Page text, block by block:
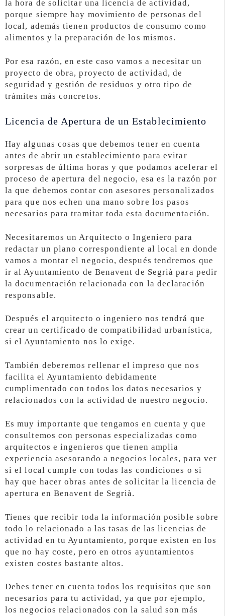
la hora de solicitar una licencia de actividad,
porque siempre hay movimiento de personas del
local, además tienen productos de consumo como
alimentos y la preparación de los mismos.
Por esa razón, en este caso vamos a necesitar un
proyecto de obra, proyecto de actividad, de
seguridad y gestión de residuos y otro tipo de
trámites más concretos.
Licencia de Apertura de un Establecimiento
Hay algunas cosas que debemos tener en cuenta
antes de abrir un establecimiento para evitar
sorpresas de última horas y que podamos acelerar el
proceso de apertura del negocio, esa es la razón por
la que debemos contar con asesores personalizados
para que nos echen una mano sobre los pasos
necesarios para tramitar toda esta documentación.
Necesitaremos un Arquitecto o Ingeniero para
redactar un plano correspondiente al local en donde
vamos a montar el negocio, después tendremos que
ir al Ayuntamiento de Benavent de Segrià para pedir
la documentación relacionada con la declaración
responsable.
Después el arquitecto o ingeniero nos tendrá que
crear un certificado de compatibilidad urbanística,
si el Ayuntamiento nos lo exige.
También deberemos rellenar el impreso que nos
facilita el Ayuntamiento debidamente
cumplimentado con todos los datos necesarios y
relacionados con la actividad de nuestro negocio.
Es muy importante que tengamos en cuenta y que
consultemos con personas especializadas como
arquitectos e ingenieros que tienen amplia
experiencia asesorando a negocios locales, para ver
si el local cumple con todas las condiciones o si
hay que hacer obras antes de solicitar la licencia de
apertura en Benavent de Segrià.
Tienes que recibir toda la información posible sobre
todo lo relacionado a las tasas de las licencias de
actividad en tu Ayuntamiento, porque existen en los
que no hay coste, pero en otros ayuntamientos
existen costes bastante altos.
Debes tener en cuenta todos los requisitos que son
necesarios para tu actividad, ya que por ejemplo,
los negocios relacionados con la salud son más